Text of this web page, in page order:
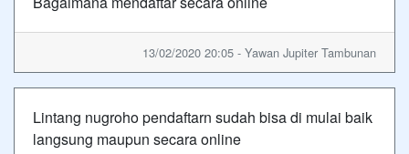
13/02/2020 20:05 - Yawan Jupiter Tambunan
Lintang nugroho pendaftarn sudah bisa di mulai baik
langsung maupun secara online